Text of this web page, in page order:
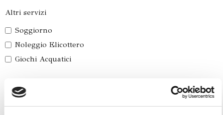
Altri servizi
Soggiorno
Noleggio Elicottero
Giochi Acquatici
Accetto le condizioni per il trattamento dei dati,
specificate nell´informativa sulla privacy [